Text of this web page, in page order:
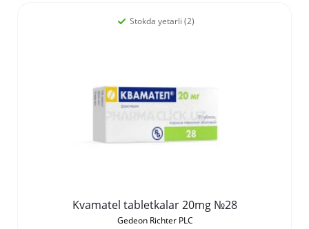
Stokda yetarli (2)
Kvamatel tabletkalar 20mg №28
Gedeon Richter PLC